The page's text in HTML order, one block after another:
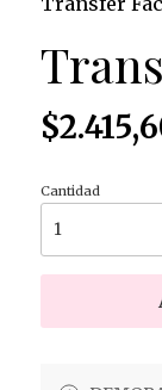
Cantidad